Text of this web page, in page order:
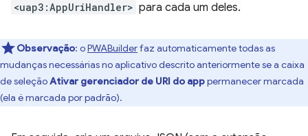
<uap3:AppUriHandler> para cada um deles.
Observação: oPWABuilderfaz automaticamente todas as
mudanças necessárias no aplicativo descrito anteriormente se a caixa
de seleçãoAtivar gerenciador de URI do apppermanecer marcada
(ela é marcada por padrão).